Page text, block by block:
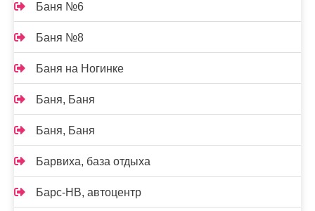
Баня №6
Баня №8
Баня на Ногинке
Баня, Баня
Баня, Баня
Барвиха, база отдыха
Барс-НВ, автоцентр